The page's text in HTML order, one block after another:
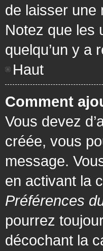
de laisser une
Notez que les
quelqu’un y a
Haut
Comment
Vous devez
créée, vous
message.
en activant la
Préférences
pourrez
décochant la